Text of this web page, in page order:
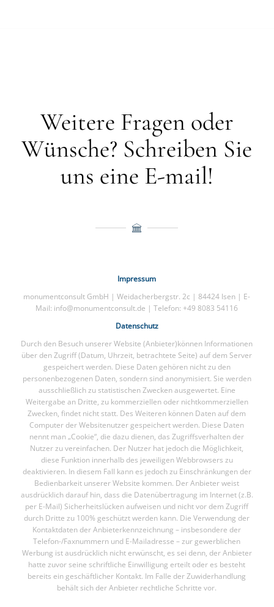
Weitere Fragen oder
Wünsche? Schreiben Sie
uns eine E-mail!
Impressum
monumentconsult GmbH | Weidacherbergstr. 2c | 84424 Isen | E-
Mail: info@monumentconsult.de | Telefon: +49 8083 54116
Datenschutz
Durch den Besuch unserer Website (Anbieter)können Informationen
über den Zugriff (Datum, Uhrzeit, betrachtete Seite) auf dem Server
gespeichert werden. Diese Daten gehören nicht zu den
personenbezogenen Daten, sondern sind anonymisiert. Sie werden
ausschließlich zu statistischen Zwecken ausgewertet. Eine
Weitergabe an Dritte, zu kommerziellen oder nichtkommerziellen
Zwecken, findet nicht statt. Des Weiteren können Daten auf dem
Computer der Websitenutzer gespeichert werden. Diese Daten
nennt man „Cookie“, die dazu dienen, das Zugriffsverhalten der
Nutzer zu vereinfachen. Der Nutzer hat jedoch die Möglichkeit,
diese Funktion innerhalb des jeweiligen Webbrowsers zu
deaktivieren. In diesem Fall kann es jedoch zu Einschränkungen der
Bedienbarkeit unserer Website kommen. Der Anbieter weist
ausdrücklich darauf hin, dass die Datenübertragung im Internet (z.B.
per E-Mail) Sicherheitslücken aufweisen und nicht vor dem Zugriff
durch Dritte zu 100% geschützt werden kann. Die Verwendung der
Kontaktdaten der Anbieterkennzeichnung – insbesondere der
Telefon-/Faxnummern und E-Mailadresse – zur gewerblichen
Werbung ist ausdrücklich nicht erwünscht, es sei denn, der Anbieter
hatte zuvor seine schriftliche Einwilligung erteilt oder es besteht
bereits ein geschäftlicher Kontakt. Im Falle der Zuwiderhandlung
behält sich der Anbieter rechtliche Schritte vor.